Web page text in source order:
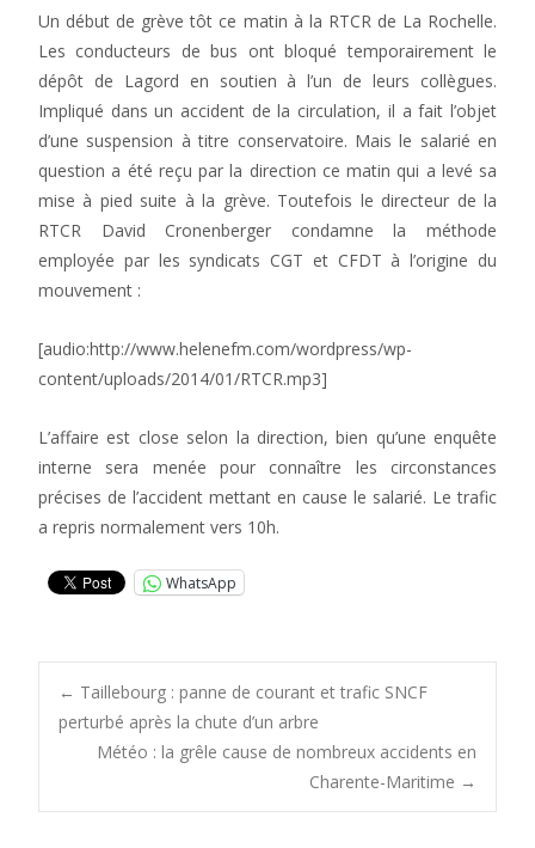
Un début de grève tôt ce matin à la RTCR de La Rochelle.
Les conducteurs de bus ont bloqué temporairement le
dépôt de Lagord en soutien à l’un de leurs collègues.
Impliqué dans un accident de la circulation, il a fait l’objet
d’une suspension à titre conservatoire. Mais le salarié en
question a été reçu par la direction ce matin qui a levé sa
mise à pied suite à la grève. Toutefois le directeur de la
RTCR David Cronenberger condamne la méthode
employée par les syndicats CGT et CFDT à l’origine du
mouvement :
[audio:http://www.helenefm.com/wordpress/wp-
content/uploads/2014/01/RTCR.mp3]
L’affaire est close selon la direction, bien qu’une enquête
interne sera menée pour connaître les circonstances
précises de l’accident mettant en cause le salarié. Le trafic
a repris normalement vers 10h.
WhatsApp
Post
navigation
← Taillebourg : panne de courant et trafic SNCF
perturbé après la chute d’un arbre
Météo : la grêle cause de nombreux accidents en
Charente-Maritime →